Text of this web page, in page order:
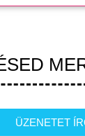
ÜZENETET